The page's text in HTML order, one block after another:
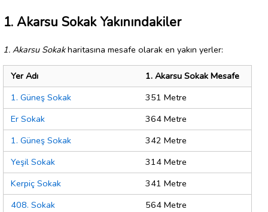
1. Akarsu Sokak Yakınındakiler
1. Akarsu Sokakharitasına mesafe olarak en yakın yerler:
Yer Adı
1. Akarsu Sokak Mesafe
1. Güneş Sokak
351 Metre
Er Sokak
364 Metre
1. Güneş Sokak
342 Metre
Yeşil Sokak
314 Metre
Kerpiç Sokak
341 Metre
408. Sokak
564 Metre